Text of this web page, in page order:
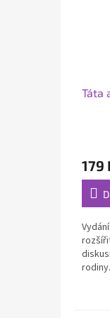
Táta
179